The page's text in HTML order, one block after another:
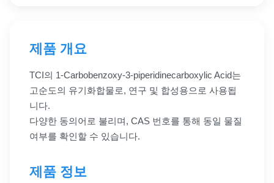
제품 개요
TCI의 1-Carbobenzoxy-3-piperidinecarboxylic Acid는
고순도의 유기화합물로, 연구 및 합성용으로 사용됩
니다.
다양한 동의어로 불리며, CAS 번호를 통해 동일 물질
여부를 확인할 수 있습니다.
제품 정보